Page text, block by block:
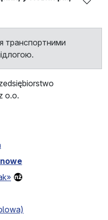
транспортними
o.o.
у дорозі між